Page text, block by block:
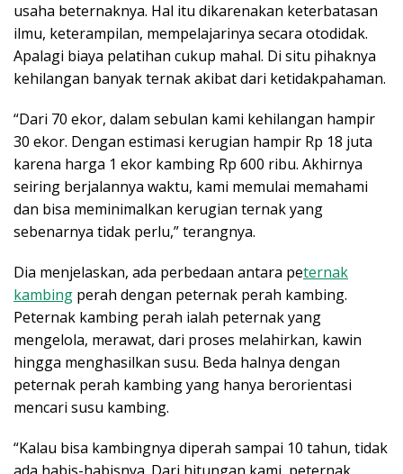
usaha beternaknya. Hal itu dikarenakan keterbatasan
ilmu, keterampilan, mempelajarinya secara otodidak.
Apalagi biaya pelatihan cukup mahal. Di situ pihaknya
kehilangan banyak ternak akibat dari ketidakpahaman.
“Dari 70 ekor, dalam sebulan kami kehilangan hampir
30 ekor. Dengan estimasi kerugian hampir Rp 18 juta
karena harga 1 ekor kambing Rp 600 ribu. Akhirnya
seiring berjalannya waktu, kami memulai memahami
dan bisa meminimalkan kerugian ternak yang
sebenarnya tidak perlu,” terangnya.
Dia menjelaskan, ada perbedaan antara peternak
kambing perah dengan peternak perah kambing.
Peternak kambing perah ialah peternak yang
mengelola, merawat, dari proses melahirkan, kawin
hingga menghasilkan susu. Beda halnya dengan
peternak perah kambing yang hanya berorientasi
mencari susu kambing.
“Kalau bisa kambingnya diperah sampai 10 tahun, tidak